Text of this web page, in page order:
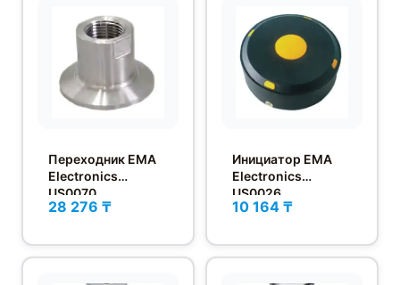
Переходник EMA
Electronics
US0070
28 276 ₸
Инициатор EMA
Electronics
US0026
10 164 ₸